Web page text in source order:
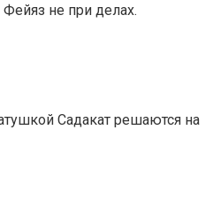
не при делах.
Садакат решаются на